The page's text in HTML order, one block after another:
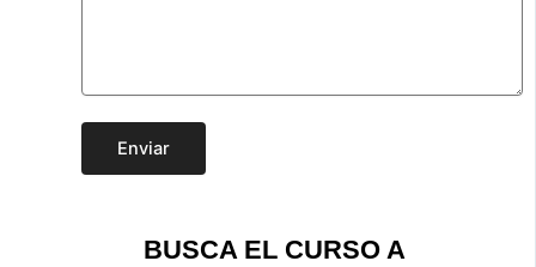
Enviar
BUSCA EL CURSO A